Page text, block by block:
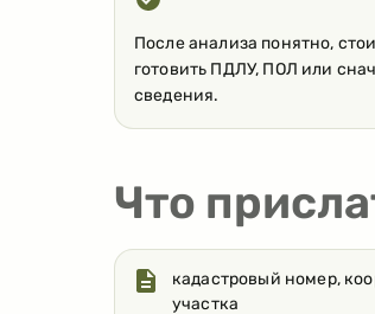
После анализа понятно,
готовить ПДЛУ, ПОЛ или
сведения.
Что
кадастровый номер,
участка